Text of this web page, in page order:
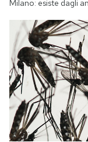
Milano: esiste dagli